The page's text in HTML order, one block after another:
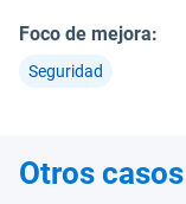
Foco de mejora:
Seguridad
Otros casos